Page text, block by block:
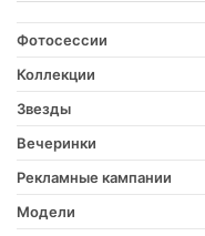
Фотосессии
Коллекции
Звезды
Вечеринки
Рекламные кампании
Модели